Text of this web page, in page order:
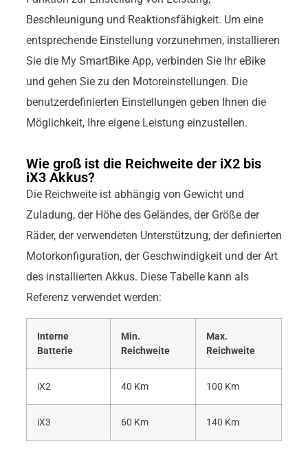
Beschleunigung und Reaktionsfähigkeit. Um eine
entsprechende Einstellung vorzunehmen, installieren
Sie die My SmartBike App, verbinden Sie Ihr eBike
und gehen Sie zu den Motoreinstellungen. Die
benutzerdefinierten Einstellungen geben Ihnen die
Möglichkeit, Ihre eigene Leistung einzustellen.
Wie groß ist die Reichweite der iX2 bis
iX3 Akkus?
Die Reichweite ist abhängig von Gewicht und
Zuladung, der Höhe des Geländes, der Größe der
Räder, der verwendeten Unterstützung, der definierten
Motorkonfiguration, der Geschwindigkeit und der Art
des installierten Akkus. Diese Tabelle kann als
Referenz verwendet werden:
Interne
Batterie
Min.
Reichweite
Max.
Reichweite
iX2 40 Km 100 Km
iX3 60 Km 140 Km